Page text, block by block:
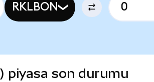
RKLBON
piyasa son durumu